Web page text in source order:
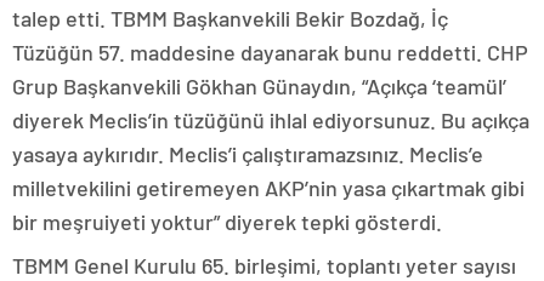
talep etti. TBMM Başkanvekili Bekir Bozdağ, İç
Tüzüğün 57. maddesine dayanarak bunu reddetti. CHP
Grup Başkanvekili Gökhan Günaydın, “Açıkça ‘teamül’
diyerek Meclis’in tüzüğünü ihlal ediyorsunuz. Bu açıkça
yasaya aykırıdır. Meclis’i çalıştıramazsınız. Meclis’e
milletvekilini getiremeyen AKP’nin yasa çıkartmak gibi
bir meşruiyeti yoktur” diyerek tepki gösterdi.
TBMM Genel Kurulu 65. birleşimi, toplantı yeter sayısı